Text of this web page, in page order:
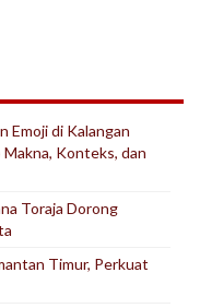
Emoji di Kalangan
Konteks, dan
Toraja Dorong
Timur, Perkuat